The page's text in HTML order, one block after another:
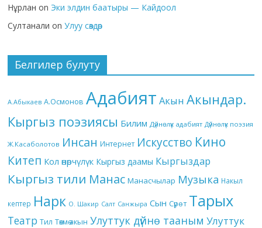
Нұрлан on Эки элдин баатыры — Кайдоол
Султанали onУлуу сөздөр
Белгилер булуту
А.Абыкаев А.Осмонов Адабият Акын Акындар.
Кыргыз поэзиясы Билим Дүйнөлүк адабият Дүйнөлүк поэзия
Ж.Касаболотов Инсан Интернет Искусство Кино
Китеп Кол өнөрчүлүк Кыргыз даамы Кыргыздар
Кыргыз тили Манас Манасчылар Музыка Накыл
кептер Нарк О. Шакир Салт Санжыра Сын Сүрөт Тарых
Театр Тил Төкмө акын Улуттук дүйнө тааным Улуттук